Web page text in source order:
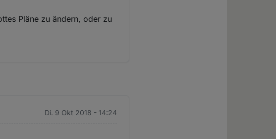
Pläne zu ändern, oder zu
Di. 9 Okt 2018 - 14:24